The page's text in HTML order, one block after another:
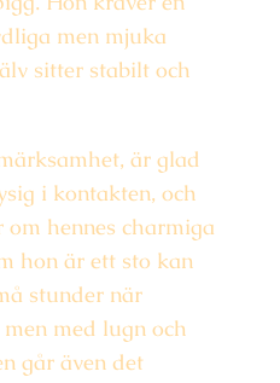
men mjuka
sitter stabilt och
är glad
i kontakten, och
hennes charmiga
hon är ett sto kan
stunder när
med lugn och
går även det